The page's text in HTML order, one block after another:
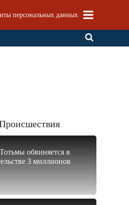
персональных данных
обвиняется в
3 миллионов